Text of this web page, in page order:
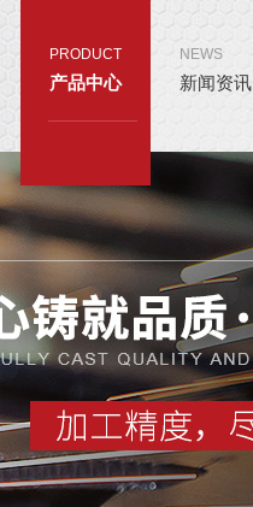
PRODUCT
产品中心
NEWS
新闻资讯